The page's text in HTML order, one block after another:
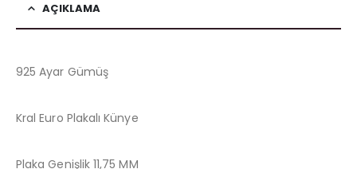
AÇIKLAMA
925 Ayar Gümüş
Kral Euro Plakalı Künye
Plaka Genişlik 11,75 MM